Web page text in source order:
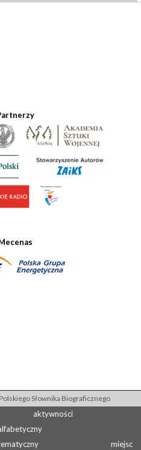
Słownika Biograficznego
aktywności
miejsc